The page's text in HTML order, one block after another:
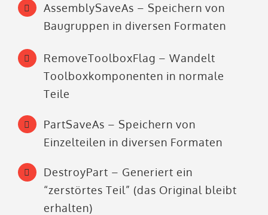
AssemblySaveAs – Speichern von
Baugruppen in diversen Formaten
RemoveToolboxFlag – Wandelt
Toolboxkomponenten in normale
Teile
PartSaveAs – Speichern von
Einzelteilen in diversen Formaten
DestroyPart – Generiert ein
“zerstörtes Teil” (das Original bleibt
erhalten)